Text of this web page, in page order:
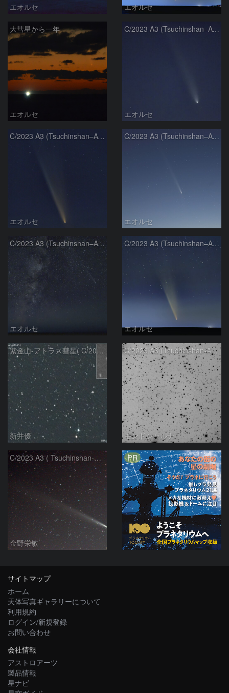
エオルセ エオルセ
大彗星から一年
エオルセ
C/2023 A3 (Tsuchinshan–ATLAS)
エオルセ
C/2023 A3 (Tsuchinshan–ATLAS)
エオルセ
C/2023 A3 (Tsuchinshan–ATLAS)
エオルセ
C/2023 A3 (Tsuchinshan–ATLAS)と天の川
エオルセ
C/2023 A3 (Tsuchinshan–ATLAS)
エオルセ
紫金山-アトラス彗星( C/2023A3 )：2025/09/16
新井優
C/2023 A3 (Tsuchinshan-ATLAS)
モンドシャルナ
C/2023 A3 ( Tsuchinshan-ATLAS )
金野栄敏
PR
サイトマップ
ホーム
天体写真ギャラリーについて
利用規約
ログイン/新規登録
お問い合わせ
会社情報
アストロアーツ
製品情報
星ナビ